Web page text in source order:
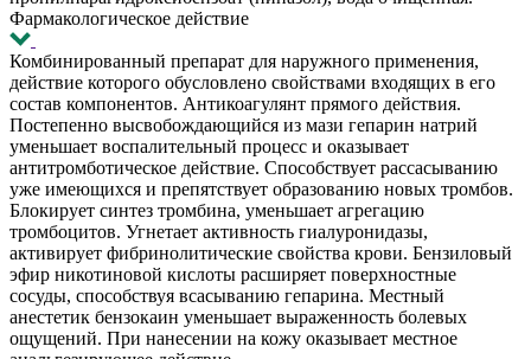
Фармакологическое действие
Комбинированный препарат для наружного применения,
действие которого обусловлено свойствами входящих в его
состав компонентов. Антикоагулянт прямого действия.
Постепенно высвобождающийся из мази гепарин натрий
уменьшает воспалительный процесс и оказывает
антитромботическое действие. Способствует рассасыванию
уже имеющихся и препятствует образованию новых тромбов.
Блокирует синтез тромбина, уменьшает агрегацию
тромбоцитов. Угнетает активность гиалуронидазы,
активирует фибринолитические свойства крови. Бензиловый
эфир никотиновой кислоты расширяет поверхностные
сосуды, способствуя всасыванию гепарина. Местный
анестетик бензокаин уменьшает выраженность болевых
ощущений. При нанесении на кожу оказывает местное